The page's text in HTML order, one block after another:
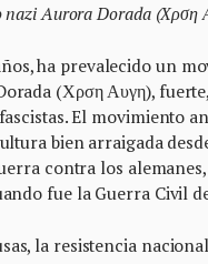
nazi Aurora Dorada (Χρση
ha prevalecido un
(Χρση Αυγη),
El movimiento
bien arraigada
contra los
fue la Guerra Civil
la resistencia